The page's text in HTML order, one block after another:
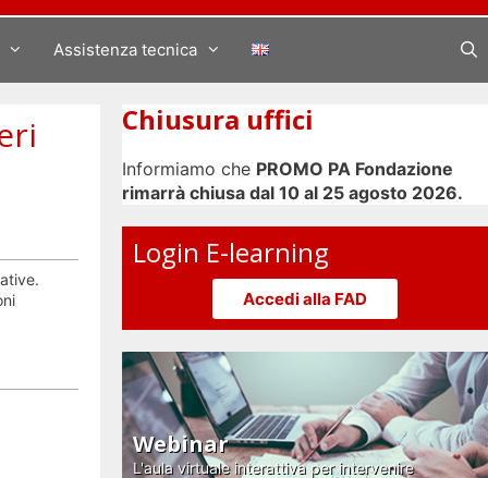
Assistenza tecnica
Chiusura uffici
Informiamo che PROMO PA Fondazione
rimarrà chiusa dal 10 al 25 agosto 2026.
Login E-learning
Accedi alla FAD
Webinar
L'aula virtuale interattiva per intervenire